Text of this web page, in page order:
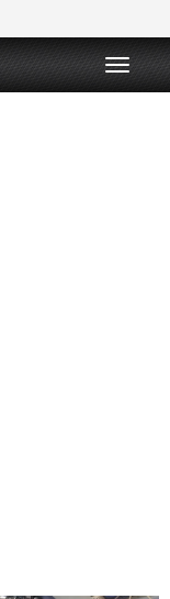
T
o
g